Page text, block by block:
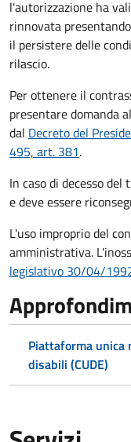
l'autorizzazione ha
rinnovata
il persistere delle
rilascio.
Per ottenere il
presentare domanda
dal Decreto del
495, art. 381.
In caso di decesso
e deve essere
L'uso improprio del
amministrativa.
legislativo 30/04/
Piattaforma unica
disabili (CUDE)